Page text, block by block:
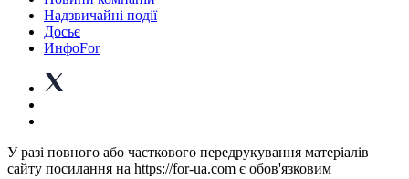
Надзвичайні події
Досьє
ИнфоFor
У разі повного або часткового передрукування матеріалів
сайту посилання на https://for-ua.com є обов'язковим